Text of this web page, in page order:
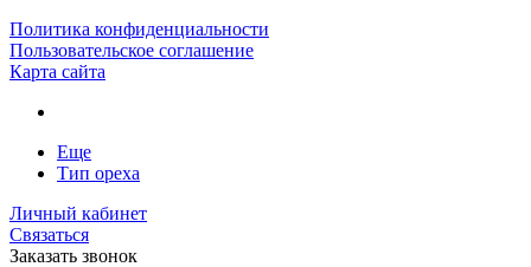
Политика конфиденциальности
Пользовательское соглашение
Карта сайта
Еще
Тип ореха
Личный кабинет
Связаться
Заказать звонок